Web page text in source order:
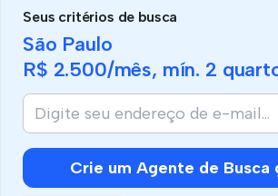
Seus critérios de busca
São Paulo
R$ 2.500/mês, mín. 2
Crie um Agente de Busca